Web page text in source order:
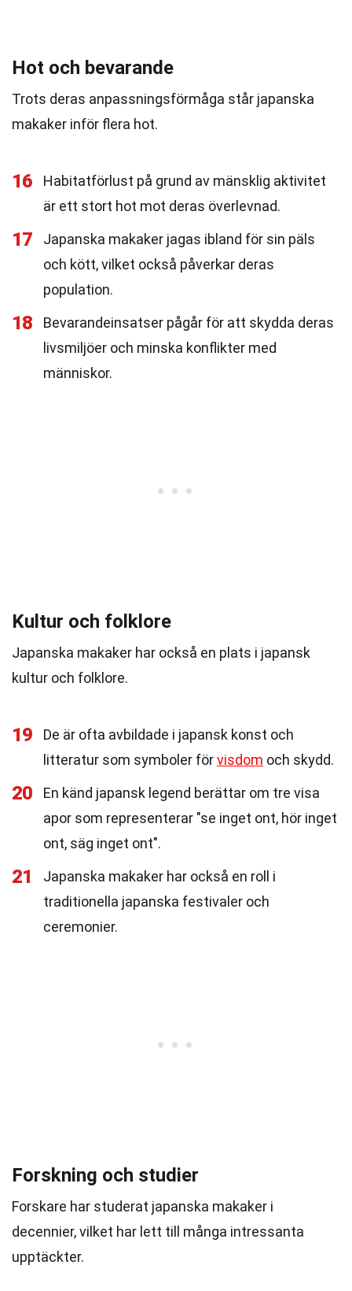
Hot och bevarande
Trots deras anpassningsförmåga står japanska
makaker inför flera hot.
16
Habitatförlust på grund av mänsklig aktivitet
är ett stort hot mot deras överlevnad.
17
Japanska makaker jagas ibland för sin päls
och kött, vilket också påverkar deras
population.
18
Bevarandeinsatser pågår för att skydda deras
livsmiljöer och minska konflikter med
människor.
Kultur och folklore
Japanska makaker har också en plats i japansk
kultur och folklore.
19
De är ofta avbildade i japansk konst och
litteratur som symboler förvisdom och skydd.
20
En känd japansk legend berättar om tre visa
apor som representerar "se inget ont, hör inget
ont, säg inget ont".
21
Japanska makaker har också en roll i
traditionella japanska festivaler och
ceremonier.
Forskning och studier
Forskare har studerat japanska makaker i
decennier, vilket har lett till många intressanta
upptäckter.